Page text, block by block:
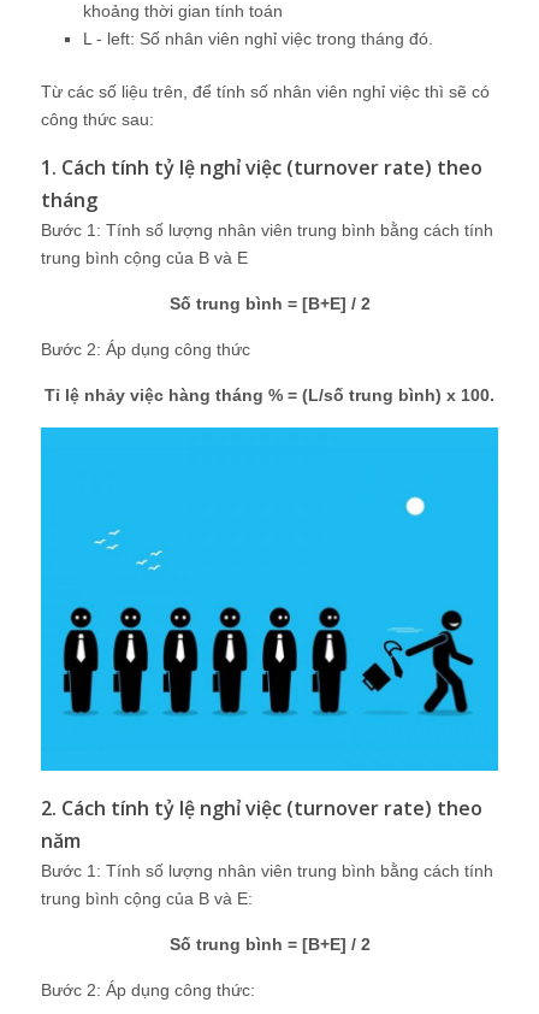
khoảng thời gian tính toán
L - left: Số nhân viên nghỉ việc trong tháng đó.
Từ các số liệu trên, để tính số nhân viên nghỉ việc thì sẽ có
công thức sau:
1. Cách tính tỷ lệ nghỉ việc (turnover rate) theo
tháng
Bước 1: Tính số lượng nhân viên trung bình bằng cách tính
trung bình cộng của B và E
Số trung bình = [B+E] / 2
Bước 2: Áp dụng công thức
Tỉ lệ nhảy việc hàng tháng % = (L/số trung bình) x 100.
2. Cách tính tỷ lệ nghỉ việc (turnover rate) theo
năm
Bước 1: Tính số lượng nhân viên trung bình bằng cách tính
trung bình cộng của B và E:
Số trung bình = [B+E] / 2
Bước 2: Áp dụng công thức: